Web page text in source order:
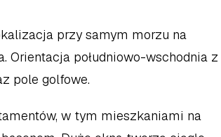
przy samym morzu na
Orientacja południowo-wschodnia z
pole golfowe.
w tym mieszkaniami na